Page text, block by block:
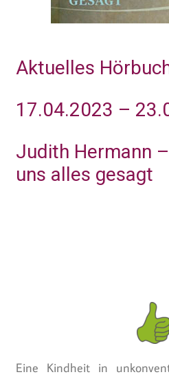
Aktuelles
17.04.2023 –
Judith Hermann
uns alles gesagt
Eine Kindheit in